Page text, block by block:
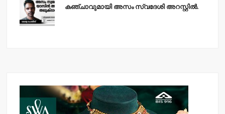
കഞ്ചാവുമായി അസം സ്വദേശി അറസ്റ്റില്‍.